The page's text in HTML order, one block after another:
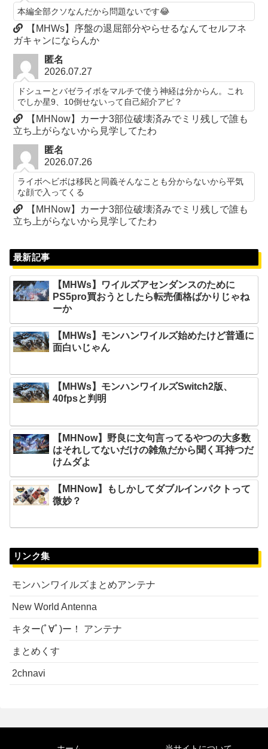
本編全部クソなんだから問題ないです😂
【MHWs】序盤の退屈部分やらせるなんてセルフネ
ガキャンにならんか
匿名
2026.07.27
ドシューとバゼライボをマルチで使う神経は分からん。これ
でしか星9、10倒せないって自己紹介アピ？
【MHNow】カーナ3部位破壊済みでミリ残しで誰も
立ち上がらないから見学してたわ
匿名
2026.07.26
ライボヘビボは移民と同義そんなことも分からないから平気
な顔で入ってくる
【MHNow】カーナ3部位破壊済みでミリ残しで誰も
立ち上がらないから見学してたわ
最新記事
【MHWs】ワイルズアセンダンスのために
PS5pro買おうとしたら転売価格ばかりじゃね
ーか
【MHWs】モンハンワイルズ始めたけど普通に
面白いじゃん
【MHWs】モンハンワイルズSwitch2版、
40fpsと判明
【MHNow】野良に文句言ってるやつの大多数
はそれしてないだけの雑魚だから聞く耳持つだ
けムダよ
【MHNow】もしかしてダブルインパクトって
微妙？
リンク集
モンハンワイルズまとめアンテナ
New World Antenna
キター(ﾟ∀ﾟ)ー！ アンテナ
まとめくす
2chnavi